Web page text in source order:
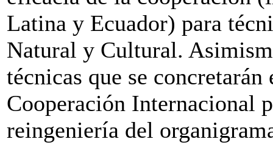
Latina y Ecuador) para
Natural y Cultural.
técnicas que se
Cooperación Internacional
reingeniería del